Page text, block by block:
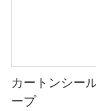
カートンシー
ープ